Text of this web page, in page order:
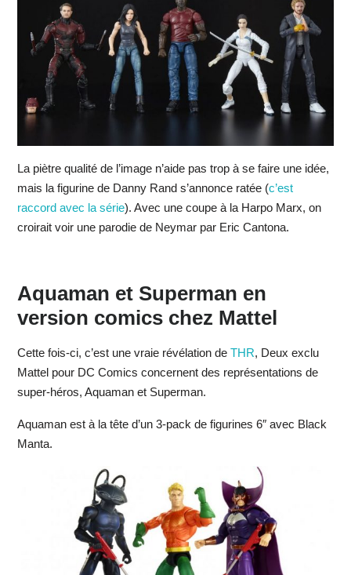
La piètre qualité de l’image n’aide pas trop à se faire une idée,
mais la figurine de Danny Rand s’annonce ratée (c’est
raccord avec la série). Avec une coupe à la Harpo Marx, on
croirait voir une parodie de Neymar par Eric Cantona.
Aquaman et Superman en
version comics chez Mattel
Cette fois-ci, c’est une vraie révélation de THR, Deux exclu
Mattel pour DC Comics concernent des représentations de
super-héros, Aquaman et Superman.
Aquaman est à la tête d’un 3-pack de figurines 6″ avec Black
Manta.